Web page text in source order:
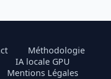
Méthodologie
IA locale GPU
Mentions Légales